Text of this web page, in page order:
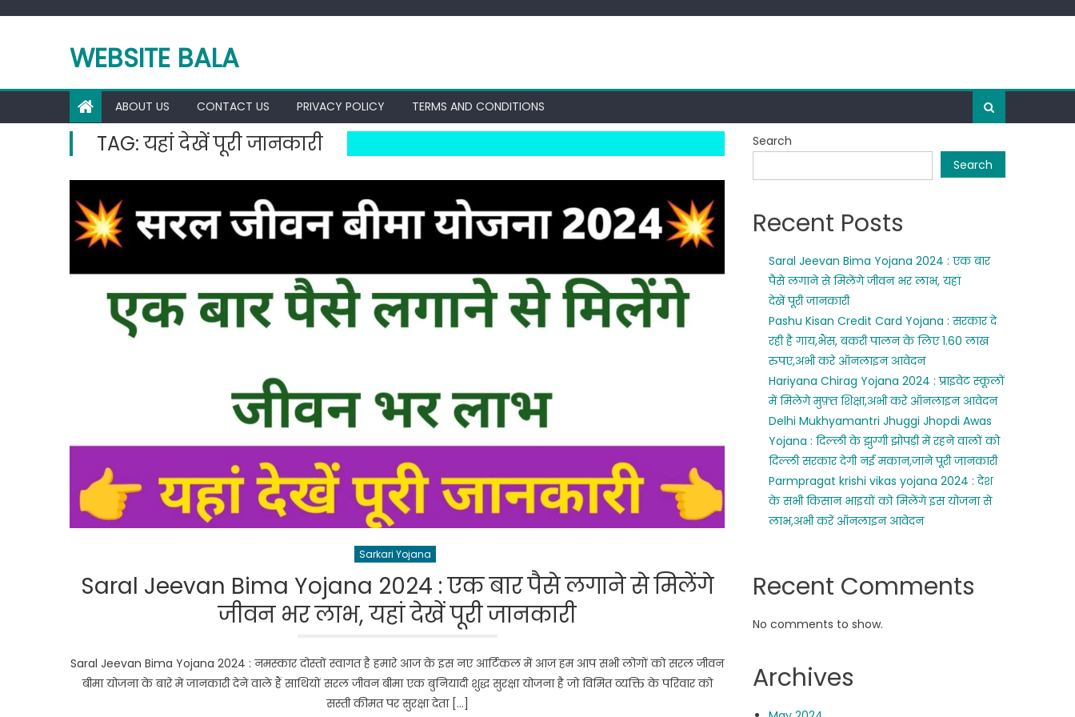
WEBSITE BALA
ABOUT US CONTACT US PRIVACY POLICY TERMS AND CONDITIONS
TAG:यहां देखें पूरी जानकारी
Sarkari Yojana
Saral Jeevan Bima Yojana 2024 : एक बार पैसे लगाने से मिलेंगे
जीवन भर लाभ, यहां देखें पूरी जानकारी
Saral Jeevan Bima Yojana 2024 : नमस्कार दोस्तों स्वागत है हमारे आज के इस नए आर्टिकल में आज हम आप सभी लोगों को सरल जीवन
बीमा योजना के बारे में जानकारी देने वाले हैं साथियों सरल जीवन बीमा एक बुनियादी शुद्ध सुरक्षा योजना है जो विमित व्यक्ति के परिवार को
सस्ती कीमत पर सुरक्षा देता […]
Search
Search
Recent Posts
Saral Jeevan Bima Yojana 2024 : एक बार
पैसे लगाने से मिलेंगे जीवन भर लाभ, यहां
देखें पूरी जानकारी
Pashu Kisan Credit Card Yojana : सरकार दे
रही है गाय,भैंस, बकरी पालन के लिए 1.60 लाख
रुपए,अभी करे ऑनलाइन आवेदन
Hariyana Chirag Yojana 2024 : प्राइवेट स्कूलों
में मिलेगे मुफ़्त शिक्षा,अभी करे ऑनलाइन आवेदन
Delhi Mukhyamantri Jhuggi Jhopdi Awas
Yojana : दिल्ली के झुग्गी झोपड़ी में रहने वालों को
दिल्ली सरकार देगी नई मकान,जाने पूरी जानकारी
Parmpragat krishi vikas yojana 2024 : देश
के सभी किसान भाइयों को मिलेंगे इस योजना से
लाभ,अभी करें ऑनलाइन आवेदन
Recent Comments
No comments to show.
Archives